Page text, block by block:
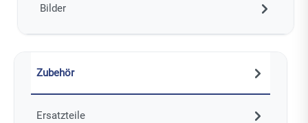
Bilder
Zubehör
Ersatzteile